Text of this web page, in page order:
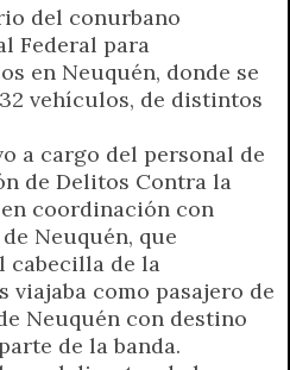
del conurbano
Federal para
en Neuquén, donde se
vehículos, de distintos
a cargo del personal de
de Delitos Contra la
coordinación con
Neuquén, que
cabecilla de la
viajaba como pasajero de
Neuquén con destino
de la banda.